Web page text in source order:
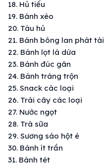
18. Hủ tiếu
19. Bánh xèo
20. Tàu hủ
21. Bánh bông lan phát tài
22. Bánh lọt lá dứa
23. Bánh đúc gân
24. Bánh tráng trộn
25. Snack các loại
26. Trái cây các loại
27. Nước ngọt
28. Trà sữa
29. Sương sáo hột é
30. Bánh ít trần
31. Bánh tét